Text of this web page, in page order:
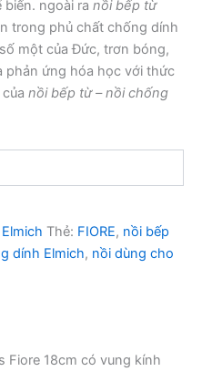
ngoài ra nồi bếp từ
trong phủ chất chống dính
một của Đức, trơn bóng,
phản ứng hóa học với thức
nồi bếp từ – nồi chống
Thẻ: FIORE, nồi bếp
dính Elmich, nồi dùng cho
Fiore 18cm có vung kính